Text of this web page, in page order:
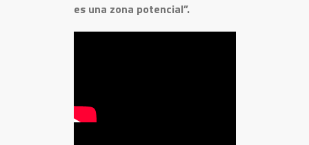
es una zona potencial”.